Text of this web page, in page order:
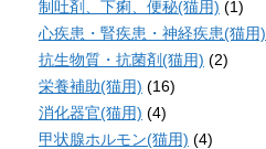
制吐剤、下痢、便秘(猫用) (1)
心疾患・腎疾患・神経疾患(猫用)
抗生物質・抗菌剤(猫用) (2)
栄養補助(猫用) (16)
消化器官(猫用) (4)
甲状腺ホルモン(猫用) (4)